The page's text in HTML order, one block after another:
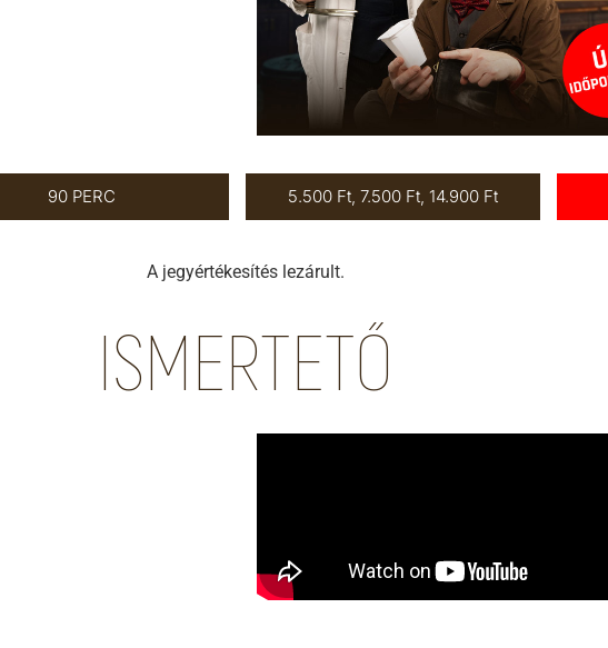
90 PERC 5.500 Ft, 7.500 Ft, 14.900 Ft
A jegyértékesítés lezárult.
ISMERTETŐ